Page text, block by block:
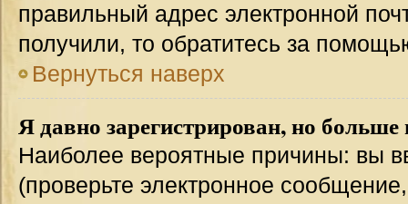
правильный адрес электронной
получили, то обратитесь за
Вернуться наверх
Я давно зарегистрирован, но
Наиболее вероятные причины: вы
(проверьте электронное